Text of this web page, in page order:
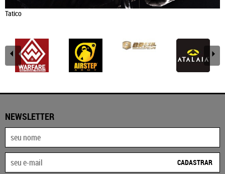
Tatico
NEWSLETTER
CADASTRAR